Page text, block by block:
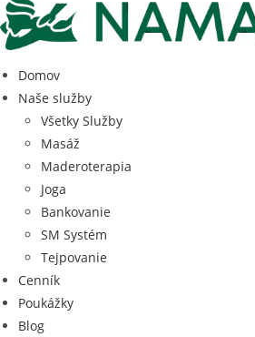
Domov
Naše služby
Všetky Služby
Masáž
Maderoterapia
Joga
Bankovanie
SM Systém
Tejpovanie
Cenník
Poukážky
Blog